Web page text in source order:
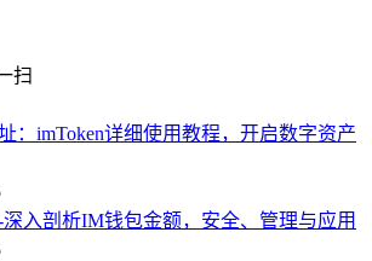
：imToken详细使用教程，开启数字资产
深入剖析IM钱包金额，安全、管理与应用